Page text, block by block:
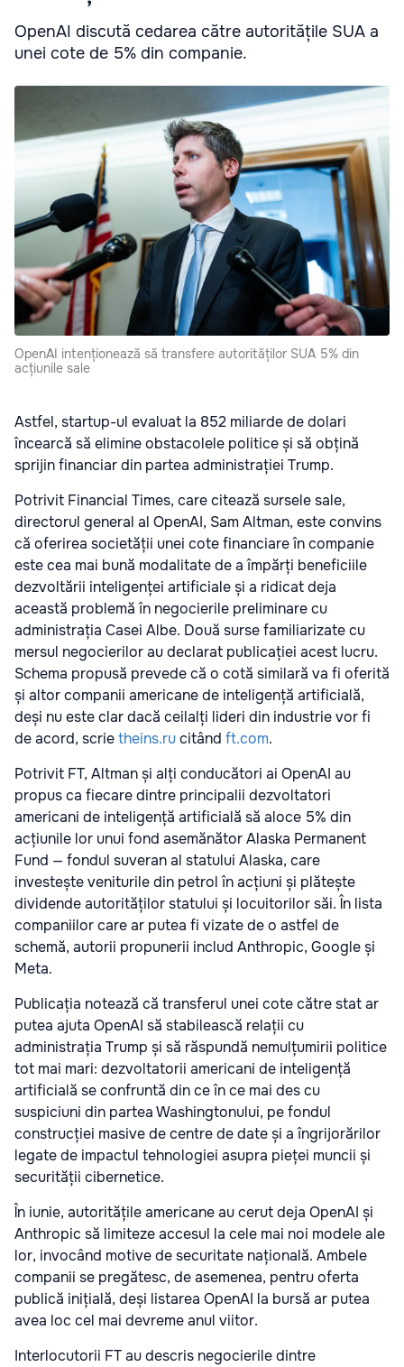
OpenAI discută cedarea către autoritățile SUA a
unei cote de 5% din companie.
OpenAI intenționează să transfere autorităților SUA 5% din
acțiunile sale
Astfel, startup-ul evaluat la 852 miliarde de dolari
încearcă să elimine obstacolele politice și să obțină
sprijin financiar din partea administrației Trump.
Potrivit Financial Times, care citează sursele sale,
directorul general al OpenAI, Sam Altman, este convins
că oferirea societății unei cote financiare în companie
este cea mai bună modalitate de a împărți beneficiile
dezvoltării inteligenței artificiale și a ridicat deja
această problemă în negocierile preliminare cu
administrația Casei Albe. Două surse familiarizate cu
mersul negocierilor au declarat publicației acest lucru.
Schema propusă prevede că o cotă similară va fi oferită
și altor companii americane de inteligență artificială,
deși nu este clar dacă ceilalți lideri din industrie vor fi
de acord, scrietheins.rucitând ft.com.
Potrivit FT, Altman și alți conducători ai OpenAI au
propus ca fiecare dintre principalii dezvoltatori
americani de inteligență artificială să aloce 5% din
acțiunile lor unui fond asemănător Alaska Permanent
Fund — fondul suveran al statului Alaska, care
investește veniturile din petrol în acțiuni și plătește
dividende autorităților statului și locuitorilor săi. În lista
companiilor care ar putea fi vizate de o astfel de
schemă, autorii propunerii includ Anthropic, Google și
Meta.
Publicația notează că transferul unei cote către stat ar
putea ajuta OpenAI să stabilească relații cu
administrația Trump și să răspundă nemulțumirii politice
tot mai mari: dezvoltatorii americani de inteligență
artificială se confruntă din ce în ce mai des cu
suspiciuni din partea Washingtonului, pe fondul
construcției masive de centre de date și a îngrijorărilor
legate de impactul tehnologiei asupra pieței muncii și
securității cibernetice.
În iunie, autoritățile americane au cerut deja OpenAI și
Anthropic să limiteze accesul la cele mai noi modele ale
lor, invocând motive de securitate națională. Ambele
companii se pregătesc, de asemenea, pentru oferta
publică inițială, deși listarea OpenAI la bursă ar putea
avea loc cel mai devreme anul viitor.
Interlocutorii FT au descris negocierile dintre